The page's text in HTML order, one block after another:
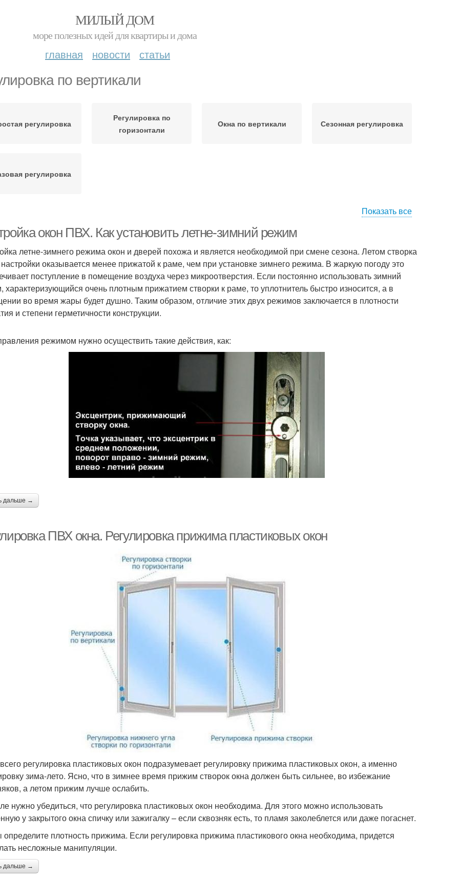
МИЛЫЙ ДОМ
море полезных идей для квартиры и дома
главная новости статьи
по вертикали
регулировка
Регулировка по
горизонтали
Окна по вертикали Сезонная регулировка
регулировка
Показать все
окон ПВХ. Как установить летне-зимний режим
летне-зимнего режима окон и дверей похожа и является необходимой при смене сезона. Летом створка
оказывается менее прижатой к раме, чем при установке зимнего режима. В жаркую погоду это
поступление в помещение воздуха через микроотверстия. Если постоянно использовать зимний
характеризующийся очень плотным прижатием створки к раме, то уплотнитель быстро износится, а в
во время жары будет душно. Таким образом, отличие этих двух режимов заключается в плотности
и степени герметичности конструкции.
режимом нужно осуществить такие действия, как:
дальше →
ПВХ окна. Регулировка прижима пластиковых окон
регулировка пластиковых окон подразумевает регулировку прижима пластиковых окон, а именно
зима-лето. Ясно, что в зимнее время прижим створок окна должен быть сильнее, во избежание
а летом прижим лучше ослабить.
нужно убедиться, что регулировка пластиковых окон необходима. Для этого можно использовать
у закрытого окна спичку или зажигалку – если сквозняк есть, то пламя заколеблется или даже погаснет.
определите плотность прижима. Если регулировка прижима пластикового окна необходима, придется
несложные манипуляции.
дальше →